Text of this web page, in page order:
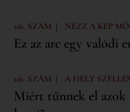
116. SZÁM | NÉZZ A KÉP
Ez az arc egy valódi
116. SZÁM | A HELY
Miért tűnnek el azok